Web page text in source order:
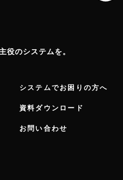
役のシステムを。
システムでお困りの方へ
資料ダウンロード
お問い合わせ